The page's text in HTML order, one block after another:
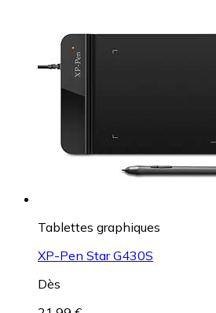
Tablettes graphiques
XP-Pen Star G430S
Dès